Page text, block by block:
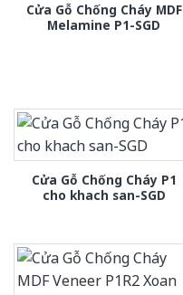
Cửa Gỗ Chống Cháy MDF
Melamine P1-SGD
Cửa Gỗ Chống Cháy P1
cho khach san-SGD